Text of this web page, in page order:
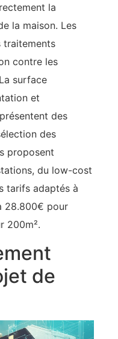
la
la maison. Les
traitements
contre les
surface
et
des
des
proposent
du low-cost
tarifs adaptés à
28.800€ pour
200m².
de